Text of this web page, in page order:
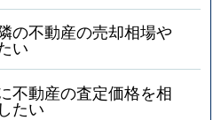
の不動産の売却相場や
い
不動産の査定価格を相
たい